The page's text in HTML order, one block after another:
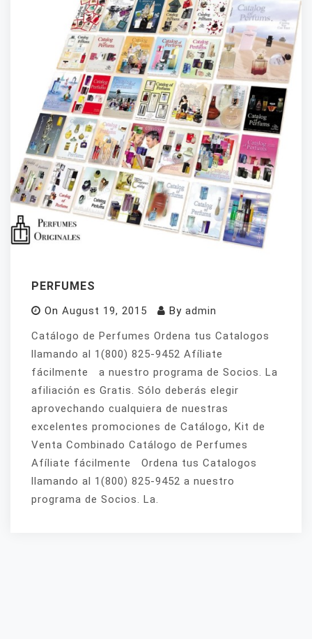
PERFUMES
On August 19, 2015 By admin
Catálogo de Perfumes Ordena tus Catalogos
llamando al 1(800) 825-9452 Afíliate
fácilmente a nuestro programa de Socios. La
afiliación es Gratis. Sólo deberás elegir
aprovechando cualquiera de nuestras
excelentes promociones de Catálogo, Kit de
Venta Combinado Catálogo de Perfumes
Afíliate fácilmente Ordena tus Catalogos
llamando al 1(800) 825-9452 a nuestro
programa de Socios. La.